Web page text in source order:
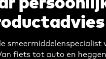
smeermiddelenspecialist
fiets tot auto en